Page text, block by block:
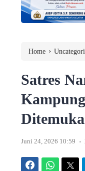
Home ›
Satres
Juni 24, 2026 10:59 .